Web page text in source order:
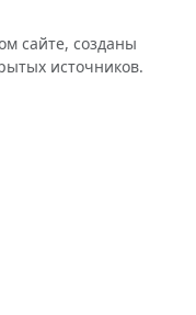
сайте, созданы
источников.